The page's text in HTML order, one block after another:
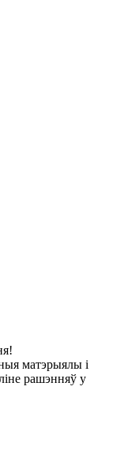
матэрыялы і
рашэнняў у